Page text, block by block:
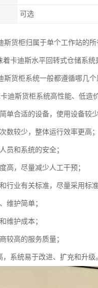
可选
斯货柜归属于单个工作站的
着卡迪斯水平回转式仓储系统
斯货柜系统一般都遵循哪几个
迪斯货柜系统高性能、低造
单合适的设备，使用设备较
数较少，整体运行效率更高；
员和系统的安全；
高，尽量减少人工干预；
行业有关标准，尽量采用标
维护简单；
维护成本；
较高的服务质量；
，系统易于改进、扩充和升级